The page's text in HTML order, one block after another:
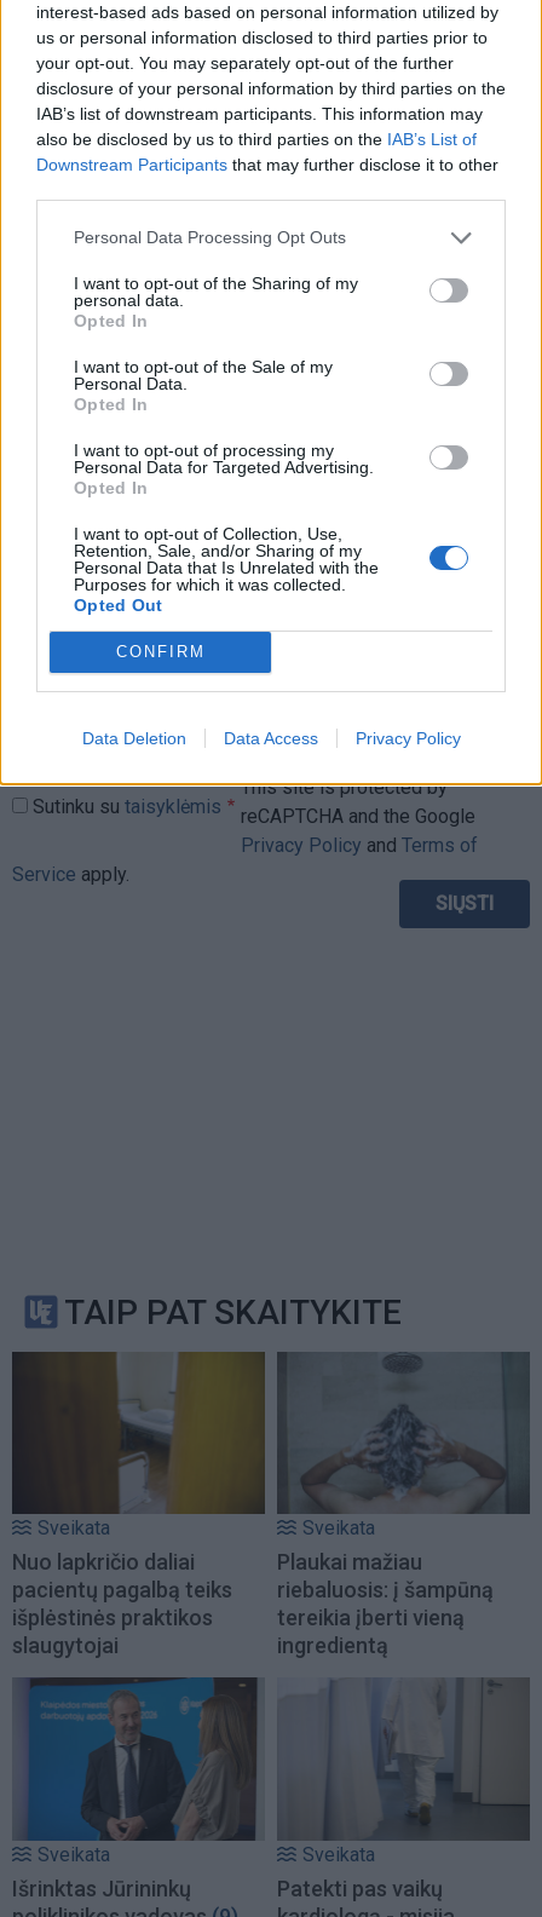
interest-based ads based on personal information utilized by
us or personal information disclosed to third parties prior to
your opt-out. You may separately opt-out of the further
disclosure of your personal information by third parties on the
IAB’s list of downstream participants. This information may
also be disclosed by us to third parties on the IAB’s List of
Downstream Participants that may further disclose it to other
Personal Data Processing Opt Outs
I want to opt-out of the Sharing of my
personal data.
Opted In
I want to opt-out of the Sale of my
Personal Data.
Opted In
I want to opt-out of processing my
Personal Data for Targeted Advertising.
Opted In
I want to opt-out of Collection, Use,
Retention, Sale, and/or Sharing of my
Personal Data that Is Unrelated with the
Purposes for which it was collected.
Opted Out
CONFIRM
Data Deletion Data Access Privacy Policy
Raktažodžiai metamfetaminas
Komentarai
Rašyti komentarą
Jūsų vardas
Komentaras
Sutinku su taisyklėmis
This site is protected by
reCAPTCHA and the Google
Privacy Policy and Terms of
Service apply.
TAIP PAT SKAITYKITE
Sveikata
Nuo lapkričio daliai
pacientų pagalbą teiks
išplėstinės praktikos
slaugytojai
Sveikata
Plaukai mažiau
riebaluosis: į šampūną
tereikia įberti vieną
ingredientą
Sveikata
Išrinktas Jūrininkų
Sveikata
Patekti pas vaikų